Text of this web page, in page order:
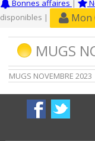
Bonnes affaires |
disponibles |
Mon
MUGS
MUGS NOVEMBRE 2023